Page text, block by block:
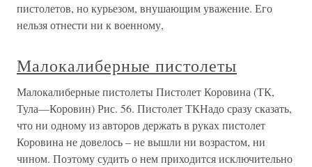
пистолетов, но курьезом, внушающим уважение. Его
нельзя отнести ни к военному,
Малокалиберные пистолеты
Малокалиберные пистолеты Пистолет Коровина (ТК,
Тула—Коровин) Рис. 56. Пистолет ТКНадо сразу сказать,
что ни одному из авторов держать в руках пистолет
Коровина не довелось – не вышли ни возрастом, ни
чином. Поэтому судить о нем приходится исключительно